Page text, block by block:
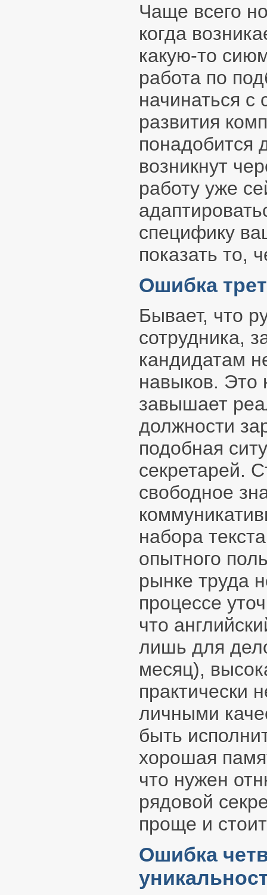
Чаще всего
когда
какую-то
работа по
начинаться с
развития
понадобится
возникнут
работу уже
специфику
показать то,
Ошибка
Бывает, что
сотрудника,
кандидатам
навыков. Это
завышает
должности
подобная
секретарей.
свободное
набора
опытного
рынке труда
процессе
что
лишь для
месяц),
практически
личными
быть
хорошая
что нужен
рядовой
проще и
Ошибка